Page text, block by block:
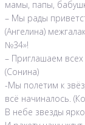
мамы, папы,
– Мы рады
(Ангелина)
№34»!
– Приглашаем
(Сонина)
-Мы полетим к
всё начиналось.
В небе звезды